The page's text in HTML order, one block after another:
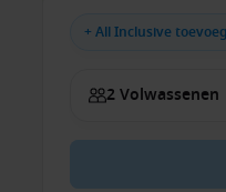
+ All Inclusive
2 Volwassenen